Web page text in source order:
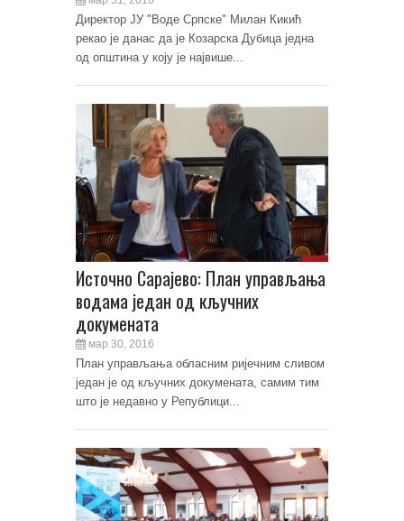
Директор ЈУ "Воде Српске" Милан Кикић
рекао је данас да је Козарска Дубица једна
од општина у коју је највише...
Источно Сарајево: План управљања
водама један од кључних
докумената
мар 30, 2016
План управљања обласним ријечним сливом
један је од кључних докумената, самим тим
што је недавно у Републици...